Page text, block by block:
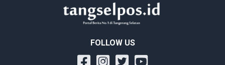
FOLLOW US